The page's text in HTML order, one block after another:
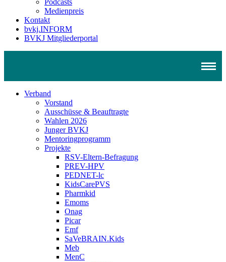
Podcasts
Medienpreis
Kontakt
bvkj.INFORM
BVKJ Mitgliederportal
Verband
Vorstand
Ausschüsse & Beauftragte
Wahlen 2026
Junger BVKJ
Mentoringprogramm
Projekte
RSV-Eltern-Befragung
PREV-HPV
PEDNET-lc
KidsCarePVS
Pharmkid
Emoms
Onag
Picar
Emf
SaVeBRAIN.Kids
Meb
MenC